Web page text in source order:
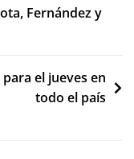
Fernández y
el jueves en
todo el país